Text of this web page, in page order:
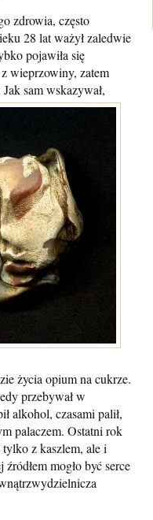
zdrowia, często
28 lat ważył zaledwie
pojawiła się
z wieprzowiny, zatem
Jak sam wskazywał,
życia opium na cukrze.
przebywał w
alkohol, czasami palił,
palaczem. Ostatni rok
z kaszlem, ale i
mogło być serce